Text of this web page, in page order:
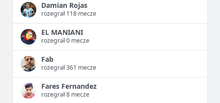
Damian Rojas
rozegrał 118 mecze
EL MANIANI
rozegrał 0 mecze
Fab
rozegrał 361 mecze
Fares Fernandez
rozegrał 8 mecze